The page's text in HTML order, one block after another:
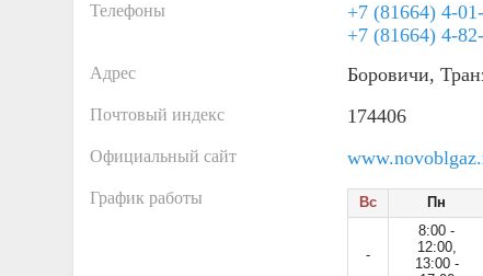
Телефоны
+7 (81664) 4-
+7 (81664) 4-
Адрес Боровичи,
Почтовый индекс 174406
Официальный сайт
График работы Вс Пн
-
8:00 -
12:00,
13:00 -